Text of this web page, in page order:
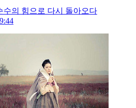
수의 힘으로 다시 돌아오다